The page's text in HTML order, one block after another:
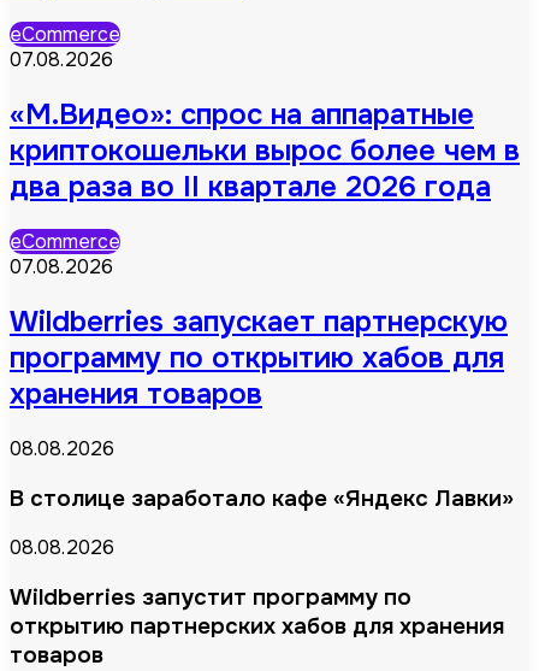
eCommerce
07.08.2026
«М.Видео»: спрос на аппаратные
криптокошельки вырос более чем в
два раза во II квартале 2026 года
eCommerce
07.08.2026
Wildberries запускает партнерскую
программу по открытию хабов для
хранения товаров
08.08.2026
В столице заработало кафе «Яндекс Лавки»
08.08.2026
Wildberries запустит программу по
открытию партнерских хабов для хранения
товаров